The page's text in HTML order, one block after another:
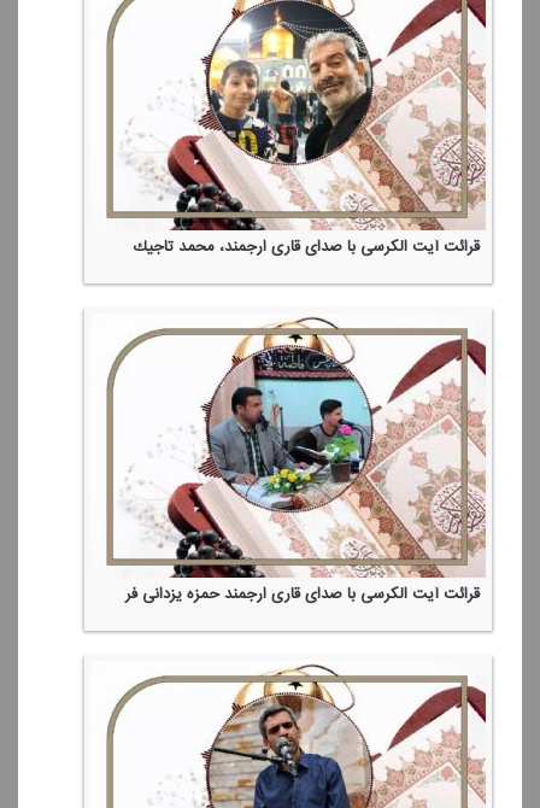
قرائت آیت الكرسی با صدای قاری ارجمند، محمد تاجیك
قرائت آیت الكرسی با صدای قاری ارجمند حمزه یزدانی فر